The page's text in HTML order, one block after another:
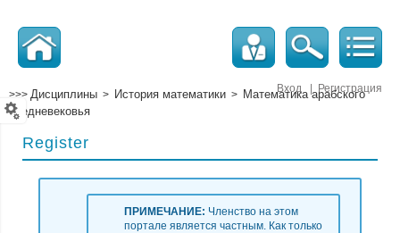
Вход Регистрация
>>> Дисциплины > История математики > Математика арабского
средневековья
Register
ПРИМЕЧАНИЕ: Членство на этом
портале является частным. Как только